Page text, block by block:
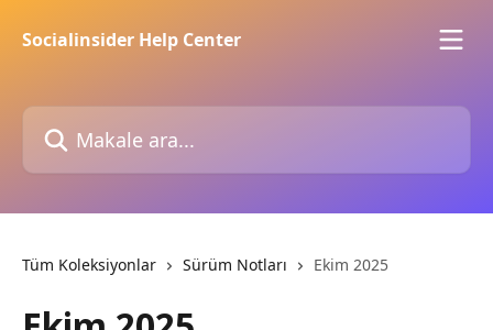
Socialinsider Help Center
Makale ara...
Tüm Koleksiyonlar Sürüm Notları Ekim 2025